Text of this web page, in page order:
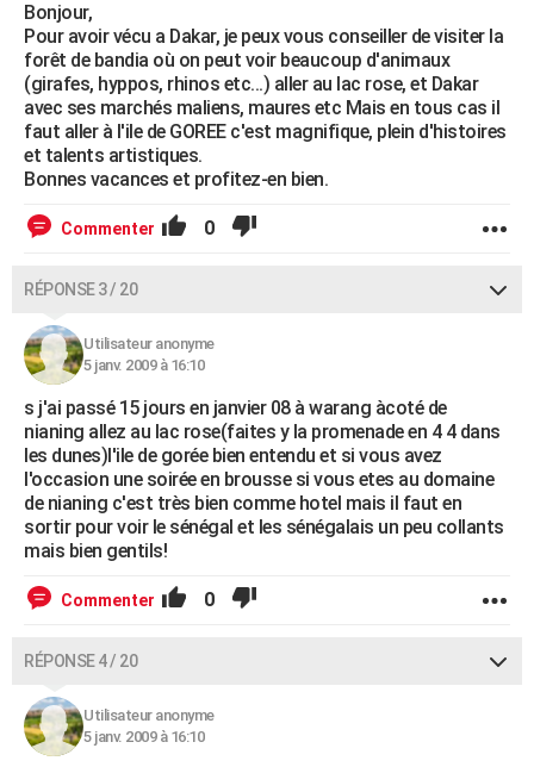
FORUM
Bricolage
Lifestyle
Culture
Sport
Auto
Television
Voyage
Cinema
Bonjour,
Pour avoir vécu a Dakar, je peux vous conseiller de visiter la
forêt de bandia où on peut voir beaucoup d'animaux
(girafes, hyppos, rhinos etc...) aller au lac rose, et Dakar
avec ses marchés maliens, maures etc Mais en tous cas il
faut aller à l'ile de GOREE c'est magnifique, plein d'histoires
et talents artistiques.
Bonnes vacances et profitez-en bien.
Commenter 0
RÉPONSE 3 / 20
Utilisateur anonyme
5 janv. 2009 à 16:10
s j'ai passé 15 jours en janvier 08 à warang àcoté de
nianing allez au lac rose(faites y la promenade en 4 4 dans
les dunes)l'ile de gorée bien entendu et si vous avez
l'occasion une soirée en brousse si vous etes au domaine
de nianing c'est très bien comme hotel mais il faut en
sortir pour voir le sénégal et les sénégalais un peu collants
mais bien gentils!
Commenter 0
RÉPONSE 4 / 20
Utilisateur anonyme
5 janv. 2009 à 16:10